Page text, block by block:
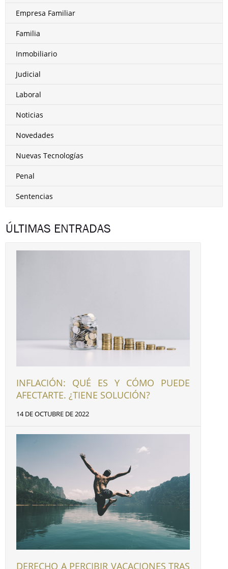
Empresa Familiar
Familia
Inmobiliario
Judicial
Laboral
Noticias
Novedades
Nuevas Tecnologías
Penal
Sentencias
ÚLTIMAS ENTRADAS
INFLACIÓN: QUÉ ES Y CÓMO PUEDE
AFECTARTE. ¿TIENE SOLUCIÓN?
14 DE OCTUBRE DE 2022
DERECHO A PERCIBIR VACACIONES TRAS